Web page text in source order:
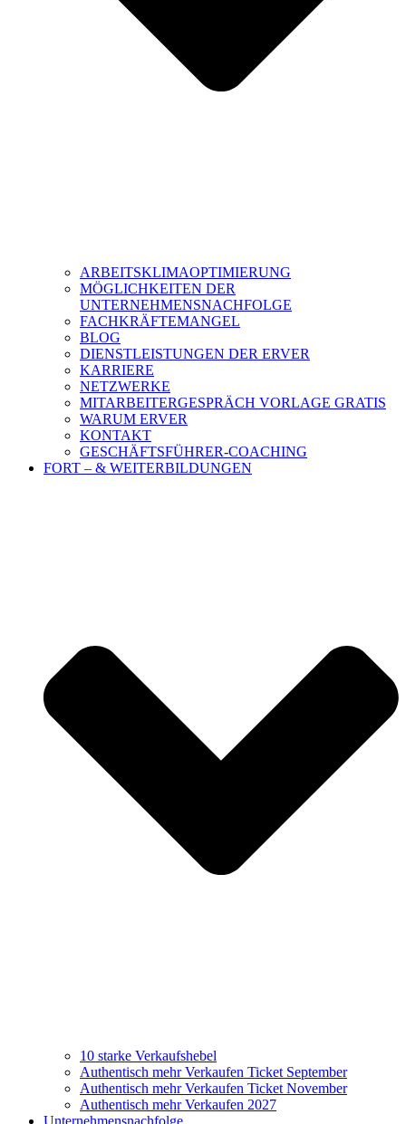
ARBEITSKLIMAOPTIMIERUNG
MÖGLICHKEITEN DER
UNTERNEHMENSNACHFOLGE
FACHKRÄFTEMANGEL
BLOG
DIENSTLEISTUNGEN DER ERVER
KARRIERE
NETZWERKE
MITARBEITERGESPRÄCH VORLAGE GRATIS
WARUM ERVER
KONTAKT
GESCHÄFTSFÜHRER-COACHING
FORT – & WEITERBILDUNGEN
10 starke Verkaufshebel
Authentisch mehr Verkaufen Ticket September
Authentisch mehr Verkaufen Ticket November
Authentisch mehr Verkaufen 2027